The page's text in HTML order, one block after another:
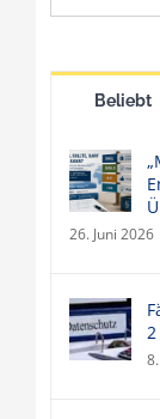
nach:
Beliebt
26. Juni 2026
2